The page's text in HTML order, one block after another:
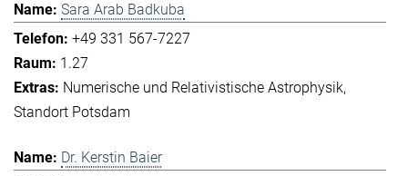
Sara Arab Badkuba
+49 331 567-7227
1.27
Numerische und Relativistische Astrophysik
Standort Potsdam
Dr. Kerstin Baier